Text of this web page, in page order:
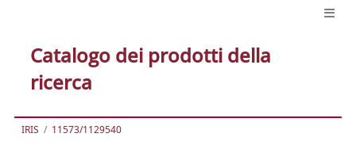
Catalogo dei prodotti della
ricerca
IRIS 11573/1129540